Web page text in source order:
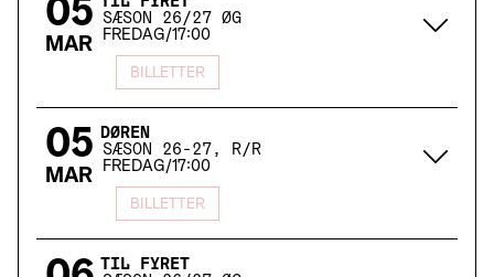
05
MAR
SÆSON 26/27 ØG
FREDAG/17:00
BILLETTER
05
MAR
DØREN
SÆSON 26-27, R/R
FREDAG/17:00
BILLETTER
TIL FYRET